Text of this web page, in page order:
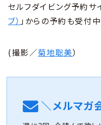
セルフダイビング予約サ
ブ） 」からの予約も受付中
(撮影／菊地聡美）
＼メルマガ